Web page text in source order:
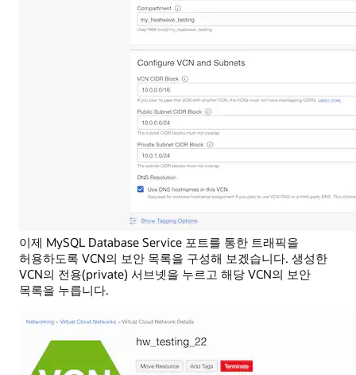
이제 MySQL Database Service 포트를 통한 트래픽을
허용하도록 VCN의 보안 목록을 구성해 보겠습니다. 생성한
VCN의 전용(private) 서브넷을 누르고 해당 VCN의 보안
목록을 누릅니다.